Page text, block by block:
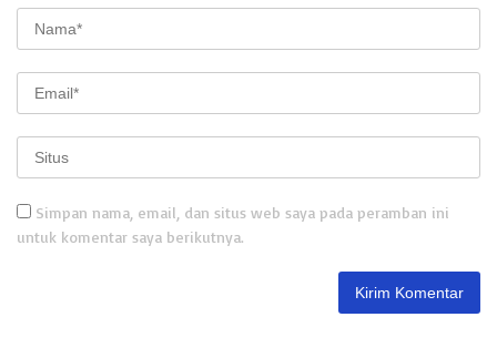
Simpan nama, email, dan situs web saya pada peramban ini
untuk komentar saya berikutnya.